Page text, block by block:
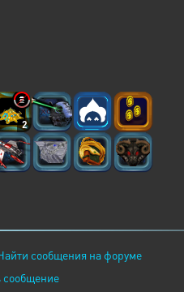
2
сообщения на форуме
сообщение